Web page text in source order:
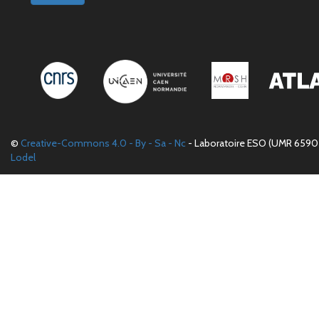
© Creative-Commons 4.0 - By - Sa - Nc - Laboratoire ESO (UMR
Lodel